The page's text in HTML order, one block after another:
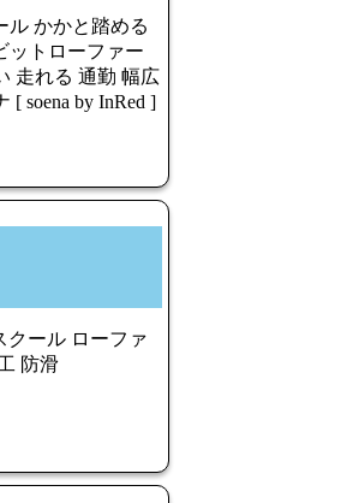
ル かかと踏める
ットローファー
走れる 通勤 幅広
soena by InRed ]
クール ローファ
防滑